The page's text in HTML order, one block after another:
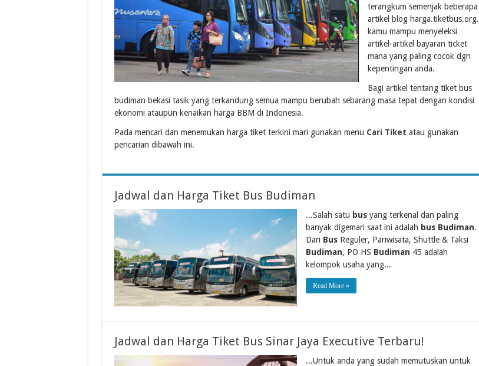
terangkum semenjak beberapa
artikel blog harga.tiketbus.org.
kamu mampu menyeleksi
artikel-artikel bayaran ticket
mana yang paling cocok dgn
kepentingan anda.
Bagi artikel tentang tiket bus
budiman bekasi tasik yang terkandung semua mampu berubah sebarang masa tepat dengan kondisi
ekonomi ataupun kenaikan harga BBM di Indonesia.
Pada mencari dan menemukan harga tiket terkini mari gunakan menu Cari Tiket atau gunakan
pencarian dibawah ini.
Jadwal dan Harga Tiket Bus Budiman
...Salah satu busyang terkenal dan paling
banyak digemari saat ini adalah bus Budiman.
Dari BusReguler, Pariwisata, Shuttle & Taksi
Budiman, PO HS Budiman 45 adalah
kelompok usaha yang...
Read More »
Jadwal dan Harga Tiket Bus Sinar Jaya Executive Terbaru!
...Untuk anda yang sudah memutuskan untuk